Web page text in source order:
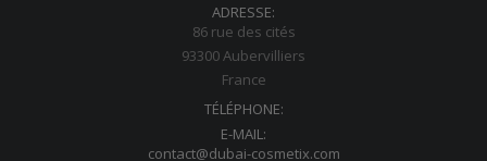
ADRESSE:
86 rue des cités
93300 Aubervilliers
France
TÉLÉPHONE:
E-MAIL:
contact@dubai-cosmetix.com